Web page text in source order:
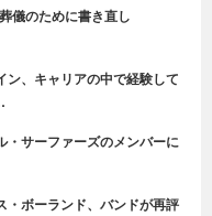
儀のために書き直し
ン、キャリアの中で経験して
・サーファーズのメンバーに
・ボーランド、バンドが再評